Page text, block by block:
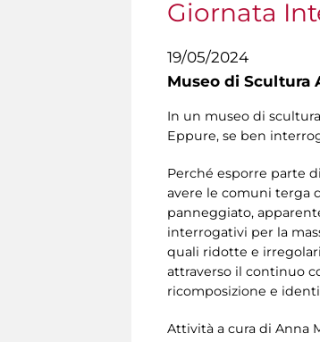
Giornata
19/05/2024
Museo di Scultura
In un museo di
Eppure, se ben
Perché esporre parte
avere le comuni terga
panneggiato,
interrogativi per la
quali ridotte e
attraverso il continuo
ricomposizione e
Attività a cura di Anna